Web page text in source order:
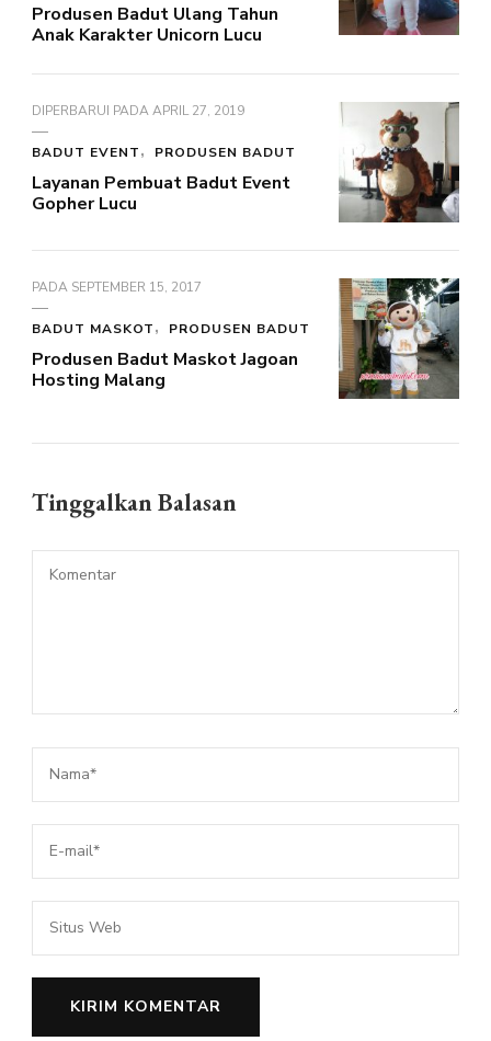
Produsen Badut Ulang Tahun
Anak Karakter Unicorn Lucu
DIPERBARUI PADAAPRIL 27, 2019
BADUT EVENT PRODUSEN BADUT
Layanan Pembuat Badut Event
Gopher Lucu
PADA SEPTEMBER 15, 2017
BADUT MASKOT PRODUSEN BADUT
Produsen Badut Maskot Jagoan
Hosting Malang
Tinggalkan Balasan